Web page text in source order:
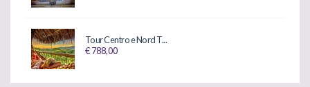
Tour Centro e Nord T...
€ 788,00